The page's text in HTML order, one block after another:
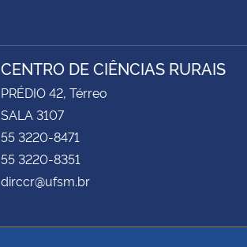
CENTRO DE CIÊNCIAS RURAIS
PRÉDIO 42, Térreo
SALA 3107
55 3220-8471
55 3220-8351
dirccr@ufsm.br